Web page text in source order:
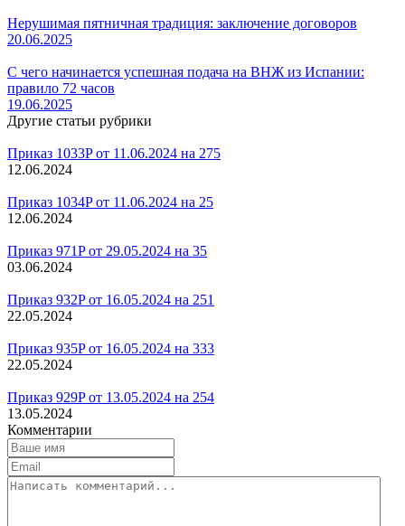
Нерушимая пятничная традиция: заключение договоров
20.06.2025
С чего начинается успешная подача на ВНЖ из Испании:
правило 72 часов
19.06.2025
Другие статьи рубрики
Приказ 1033P от 11.06.2024 на 275
12.06.2024
Приказ 1034P от 11.06.2024 на 25
12.06.2024
Приказ 971P от 29.05.2024 на 35
03.06.2024
Приказ 932P от 16.05.2024 на 251
22.05.2024
Приказ 935P от 16.05.2024 на 333
22.05.2024
Приказ 929P от 13.05.2024 на 254
13.05.2024
Комментарии